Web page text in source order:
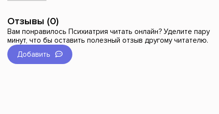
Отзывы (0)
Вам понравилось Психиатрия читать онлайн? Уделите пару
минут, что бы оставить полезный отзыв другому читателю.
Добавить